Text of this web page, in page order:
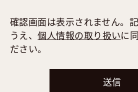
確認画面は表示されません。
うえ、個人情報の取り扱いに
ださい。